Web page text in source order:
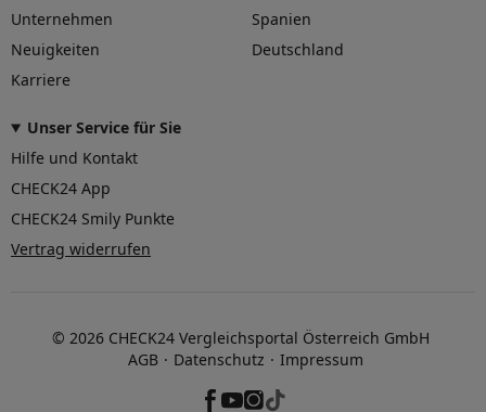
Unternehmen
Neuigkeiten
Karriere
Spanien
Deutschland
Unser Service für Sie
Hilfe und Kontakt
CHECK24 App
CHECK24 Smily Punkte
Vertrag widerrufen
© 2026 CHECK24 Vergleichsportal Österreich GmbH
AGB
Datenschutz Impressum